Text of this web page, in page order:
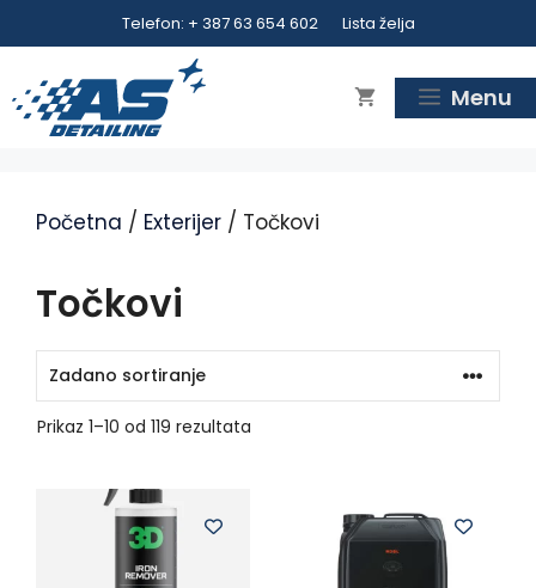
na
sadržaj
Telefon: + 387 63 654 602 Lista želja
Menu
Početna / Exterijer / Točkovi
Točkovi
Prikaz 1–10 od 119 rezultata